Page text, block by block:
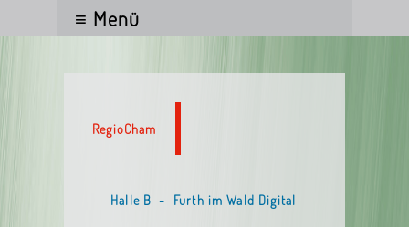
≡ Menü
RegioCham
Halle B - Furth im Wald Digital